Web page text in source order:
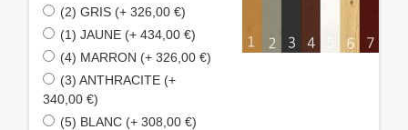
(2) GRIS (+ 326,00 €)
(1) JAUNE (+ 434,00 €)
(4) MARRON (+ 326,00 €)
(3) ANTHRACITE (+
340,00 €)
(5) BLANC (+ 308,00 €)